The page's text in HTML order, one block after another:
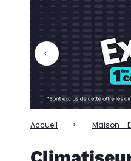
Accueil Maison -